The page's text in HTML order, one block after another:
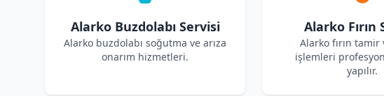
Alarko Buzdolabı Servisi
Alarko buzdolabı soğutma ve arıza
onarım hizmetleri.
Alarko Fırın
Alarko fırın tamir
işlemleri
yapılır.